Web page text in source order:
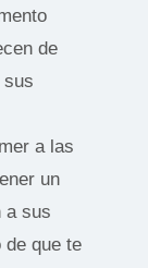
de
sus
a las
un
a sus
que te